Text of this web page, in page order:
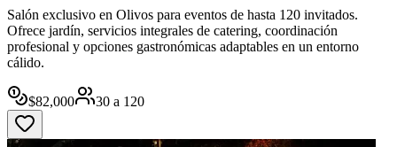
Salón exclusivo en Olivos para eventos de hasta 120 invitados.
Ofrece jardín, servicios integrales de catering, coordinación
profesional y opciones gastronómicas adaptables en un entorno
cálido.
$82,000 30 a 120